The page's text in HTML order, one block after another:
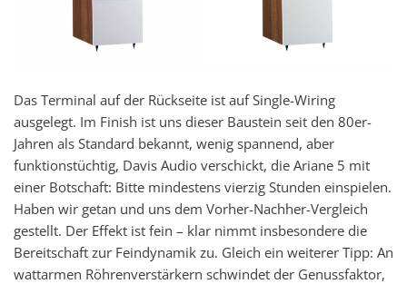
Das Terminal auf der Rückseite ist auf Single-Wiring
ausgelegt. Im Finish ist uns dieser Baustein seit den 80er-
Jahren als Standard bekannt, wenig spannend, aber
funktionstüchtig, Davis Audio verschickt, die Ariane 5 mit
einer Botschaft: Bitte mindestens vierzig Stunden einspielen.
Haben wir getan und uns dem Vorher-Nachher-Vergleich
gestellt. Der Effekt ist fein – klar nimmt insbesondere die
Bereitschaft zur Feindynamik zu. Gleich ein weiterer Tipp: An
wattarmen Röhrenverstärkern schwindet der Genussfaktor,